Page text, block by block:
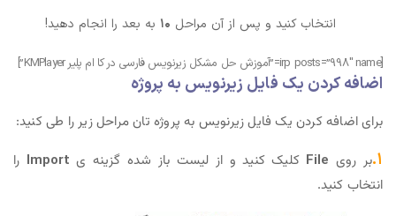
انتخاب کنید و پس از آن مراحل ۱۰ به بعد را انجام دهید!
[irp posts=”998″ name=”آموزش حل مشکل زیرنویس فارسی در کا ام پلیر KMPlayer”]
اضافه کردن یک فایل زیرنویس به پروژه
برای اضافه کردن یک فایل زیرنویس به پروژه تان مراحل زیر را طی کنید:
۱. بر روی File کلیک کنید و از لیست باز شده گزینه ی Import را
انتخاب کنید.